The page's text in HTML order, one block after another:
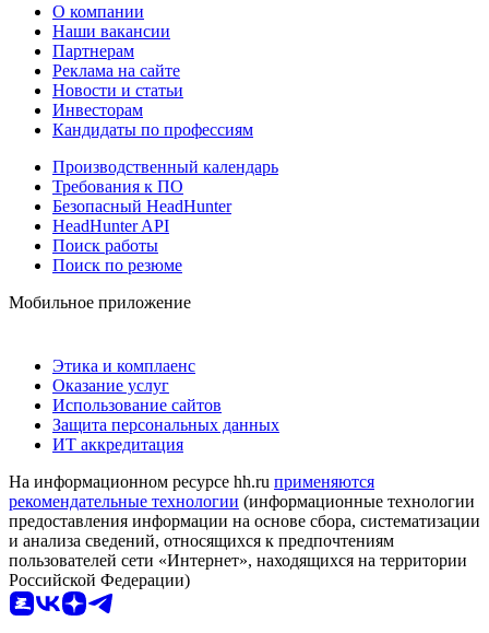
О компании
Наши вакансии
Партнерам
Реклама на сайте
Новости и статьи
Инвесторам
Кандидаты по профессиям
Производственный календарь
Требования к ПО
Безопасный HeadHunter
HeadHunter API
Поиск работы
Поиск по резюме
Мобильное приложение
Этика и комплаенс
Оказание услуг
Использование сайтов
Защита персональных данных
ИТ аккредитация
На информационном ресурсе hh.ru применяются
рекомендательные технологии (информационные технологии
предоставления информации на основе сбора, систематизации
и анализа сведений, относящихся к предпочтениям
пользователей сети «Интернет», находящихся на территории
Российской Федерации)